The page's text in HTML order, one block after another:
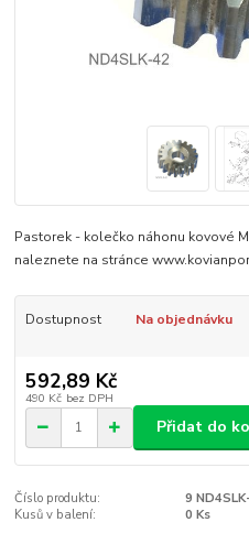
Pastorek - kolečko náhonu kovové
naleznete na stránce
Dostupnost Na objednávku
592,89 Kč
490 Kč bez DPH
Přidat do
Číslo produktu:
9
Kusů v balení:
0 Ks